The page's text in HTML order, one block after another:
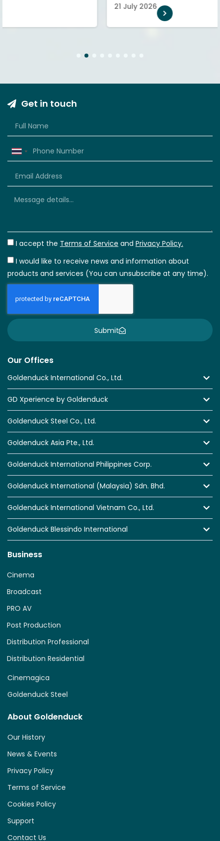
5
Our Offices
Goldenduck International Co., Ltd.
GD Xperience by Goldenduck
Goldenduck Steel Co., Ltd.
Goldenduck Asia Pte., Ltd.
Goldenduck International Philippines Corp.
Goldenduck International (Malaysia) Sdn. Bhd.
Goldenduck International Vietnam Co., Ltd.
Goldenduck Blessindo International
Business
Distribution Residential
Distribution Professional
Post Production
PRO AV
Broadcast
Cinema
Cinemagica
Goldenduck Steel
About Goldenduck
Our History
News & Events
Privacy Policy
Terms of Service
Cookies Policy
Support
Contact Us
Get in touch
Thailand
I accept the Terms of Service and Privacy Policy.
I would like to receive news and information about
products and services (You can unsubscribe at any time).
Submit